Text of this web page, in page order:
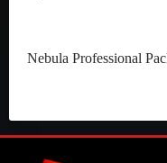
Nebula Professional